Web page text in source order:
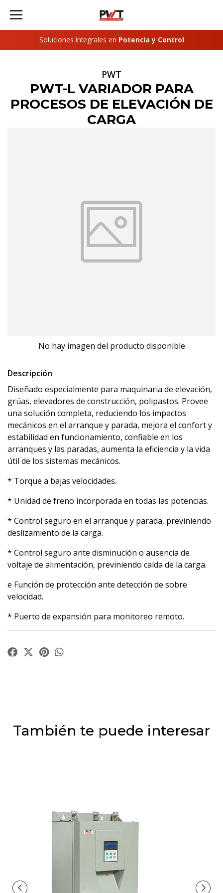
Soluciones integrales en Potencia y Control
PWT
PWT-L VARIADOR PARA
PROCESOS DE ELEVACIÓN DE
CARGA
No hay imagen del producto disponible
Descripción
Diseñado especialmente para maquinaria de elevación,
grúas, elevadores de construcción, polipastos. Provee
una solución completa, reduciendo los impactos
mecánicos en el arranque y parada, mejora el confort y
estabilidad en funcionamiento, confiable en los
arranques y las paradas, aumenta la eficiencia y la vida
útil de los sistemas mecánicos.
* Torque a bajas velocidades.
* Unidad de freno incorporada en todas las potencias.
* Control seguro en el arranque y parada, previniendo
deslizamiento de la carga.
* Control seguro ante disminución o ausencia de
voltaje de alimentación, previniendo caída de la carga.
e Función de protección ante detección de sobre
velocidad.
* Puerto de expansión para monitoreo remoto.
También te puede interesar